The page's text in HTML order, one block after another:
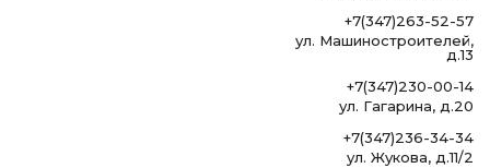
+7(347)263-52-57
ул. Машиностроителей,
д.13
+7(347)230-00-14
ул. Гагарина, д.20
+7(347)236-34-34
ул. Жукова, д.11/2